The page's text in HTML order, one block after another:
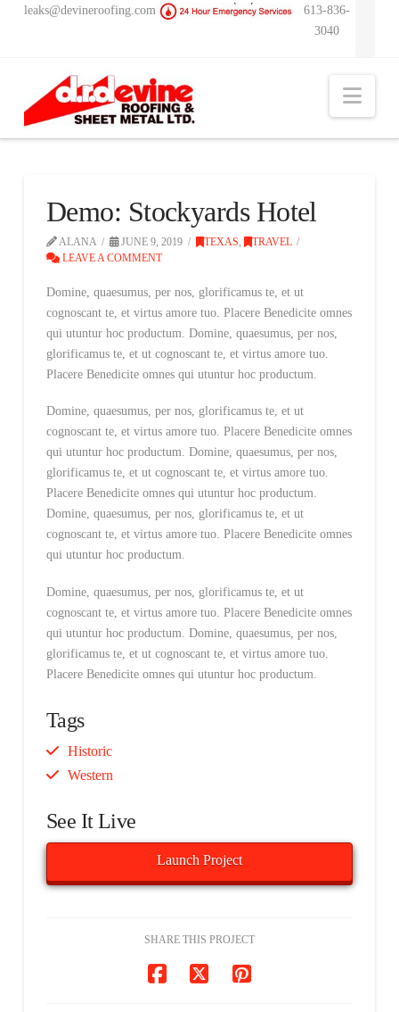
613-836-
3040
leaks@devineroofing.com
Demo: Stockyards Hotel
ALANA JUNE 9, 2019 TEXAS,
TRAVEL
LEAVE A COMMENT
Domine, quaesumus, per nos, glorificamus te, et ut
cognoscant te, et virtus amore tuo. Placere Benedicite omnes
qui utuntur hoc productum. Domine, quaesumus, per nos,
glorificamus te, et ut cognoscant te, et virtus amore tuo.
Placere Benedicite omnes qui utuntur hoc productum.
Domine, quaesumus, per nos, glorificamus te, et ut
cognoscant te, et virtus amore tuo. Placere Benedicite omnes
qui utuntur hoc productum. Domine, quaesumus, per nos,
glorificamus te, et ut cognoscant te, et virtus amore tuo.
Placere Benedicite omnes qui utuntur hoc productum.
Domine, quaesumus, per nos, glorificamus te, et ut
cognoscant te, et virtus amore tuo. Placere Benedicite omnes
qui utuntur hoc productum.
Domine, quaesumus, per nos, glorificamus te, et ut
cognoscant te, et virtus amore tuo. Placere Benedicite omnes
qui utuntur hoc productum. Domine, quaesumus, per nos,
glorificamus te, et ut cognoscant te, et virtus amore tuo.
Placere Benedicite omnes qui utuntur hoc productum.
Tags
Historic
Western
See It Live
Launch Project
SHARE THIS PROJECT